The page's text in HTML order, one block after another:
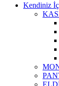
Kendiniz